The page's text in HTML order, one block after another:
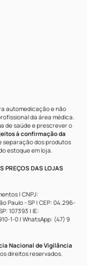
automedicação e não
da área médica.
de saúde e prescrever o
à confirmação da
separação dos produtos
estoque em loja.
PREÇOS DAS LOJAS
| CNPJ:
Paulo - SP | CEP: 04.296-
107393 | IE:
1-0 | WhatsApp: (47) 9
Nacional de Vigilância
direitos reservados.